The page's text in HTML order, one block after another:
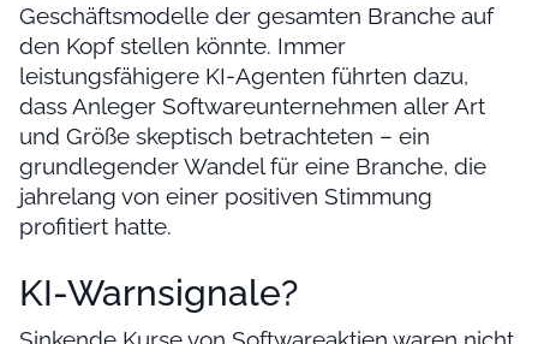
Geschäftsmodelle der gesamten Branche auf
den Kopf stellen könnte. Immer
leistungsfähigere KI-Agenten führten dazu,
dass Anleger Softwareunternehmen aller Art
und Größe skeptisch betrachteten – ein
grundlegender Wandel für eine Branche, die
jahrelang von einer positiven Stimmung
profitiert hatte.
KI-Warnsignale?